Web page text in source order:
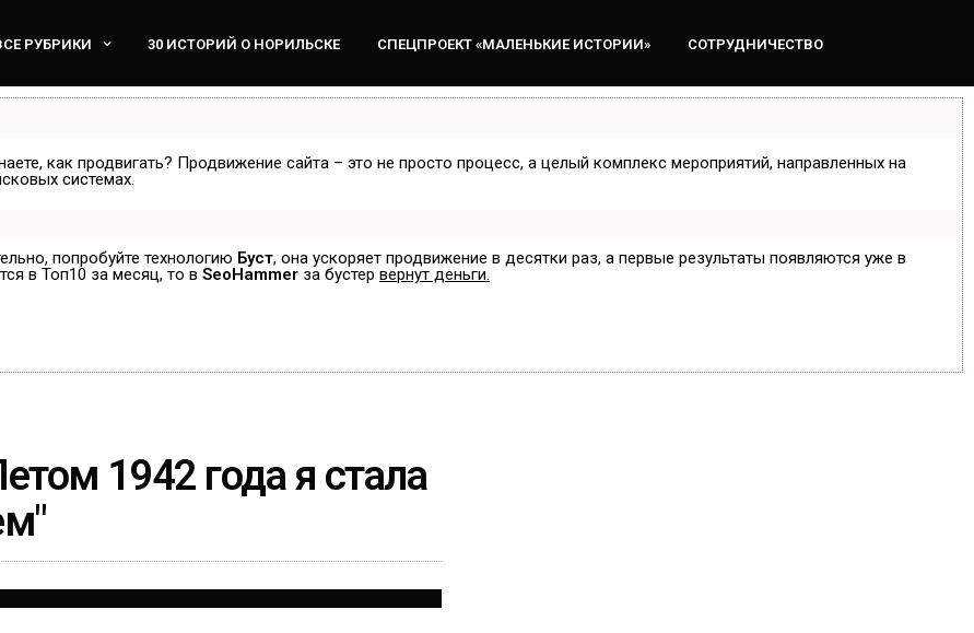
РУБРИКИ 30 ИСТОРИЙ О НОРИЛЬСКЕ СПЕЦПРОЕКТ «МАЛЕНЬКИЕ ИСТОРИИ» СОТРУДНИЧЕСТВО
как продвигать? Продвижение сайта – это не просто процесс, а целый комплекс мероприятий, направленных на
системах.
попробуйте технологию Буст, она ускоряет продвижение в десятки раз, а первые результаты появляются уже в
в Топ10 за месяц, то в SeoHammer за бустер вернут деньги.
1942 года я стала